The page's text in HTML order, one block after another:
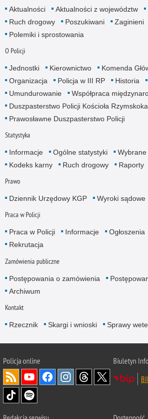
Aktualności Aktualności z województw
Ruch drogowy
Poszukiwani Zaginieni
Polemiki i sprostowania
O Policji
Jednostki Kierownictwo
Komenda
Organizacja
Policja w III RP Historia
Umundurowanie
Współpraca
Duszpasterstwo Policji Kościoła
Prawosławne Duszpasterstwo Policji
Statystyka
Informacje Ogólne statystyki
Kodeks karny
Ruch drogowy Raporty
Prawo
Dziennik Urzędowy KGP Wyroki sądowe
Praca w Policji
Praca w Policji Informacje Ogłoszenia
Rekrutacja
Zamówienia publiczne
Postępowania o zamówienia
Archiwum
Kontakt
Rzecznik Skargi i wnioski Sprawy
Policjaonline
Biuletyn